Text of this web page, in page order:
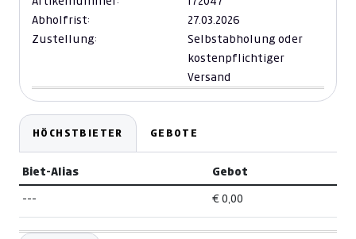
Abholfrist:
27.03.2026
Zustellung:
Selbstabholung oder
kostenpflichtiger
Versand
HÖCHSTBIETER GEBOTE
Biet-Alias Gebot
--- € 0,00